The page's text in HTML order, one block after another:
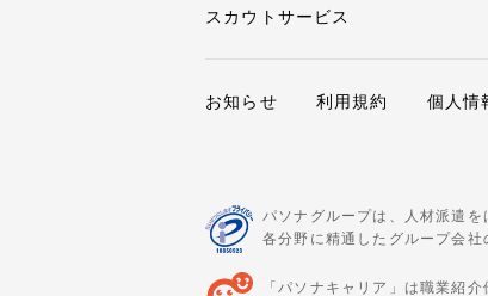
スカウトサービス
お知らせ 利用規約 個人情
パソナグループは、人材派遣
各分野に精通したグループ会
「パソナキャリア」は職業紹